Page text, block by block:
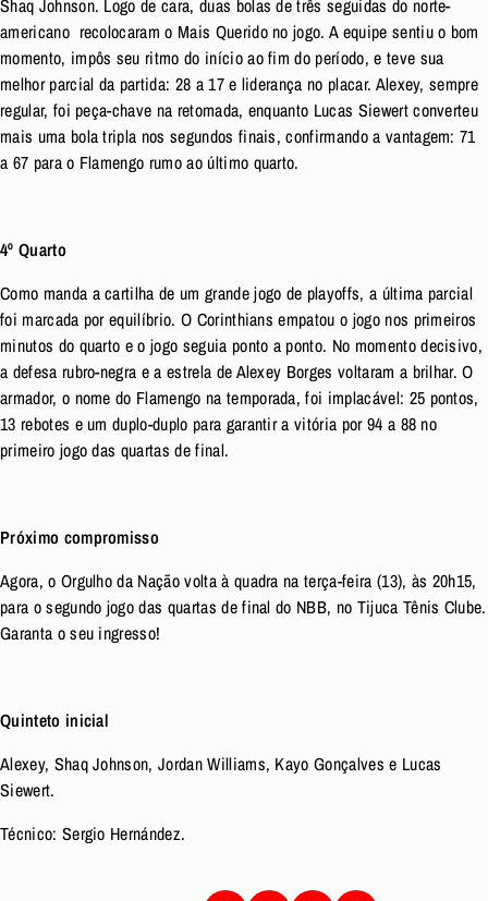
Shaq Johnson. Logo de cara, duas bolas de três seguidas do norte-
americano recolocaram o Mais Querido no jogo. A equipe sentiu o bom
momento, impôs seu ritmo do início ao fim do período, e teve sua
melhor parcial da partida: 28 a 17 e liderança no placar. Alexey, sempre
regular, foi peça-chave na retomada, enquanto Lucas Siewert converteu
mais uma bola tripla nos segundos finais, confirmando a vantagem: 71
a 67 para o Flamengo rumo ao último quarto.
4º Quarto
Como manda a cartilha de um grande jogo de playoffs, a última parcial
foi marcada por equilíbrio. O Corinthians empatou o jogo nos primeiros
minutos do quarto e o jogo seguia ponto a ponto. No momento decisivo,
a defesa rubro-negra e a estrela de Alexey Borges voltaram a brilhar. O
armador, o nome do Flamengo na temporada, foi implacável: 25 pontos,
13 rebotes e um duplo-duplo para garantir a vitória por 94 a 88 no
primeiro jogo das quartas de final.
Próximo compromisso
Agora, o Orgulho da Nação volta à quadra na terça-feira (13), às 20h15,
para o segundo jogo das quartas de final do NBB, no Tijuca Tênis Clube.
Garanta o seu ingresso!
Quinteto inicial
Alexey, Shaq Johnson, Jordan Williams, Kayo Gonçalves e Lucas
Siewert.
Técnico: Sergio Hernández.